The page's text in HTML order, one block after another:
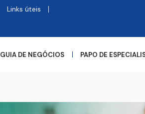
Links úteis
GUIA DE NEGÓCIOS PAPO DE